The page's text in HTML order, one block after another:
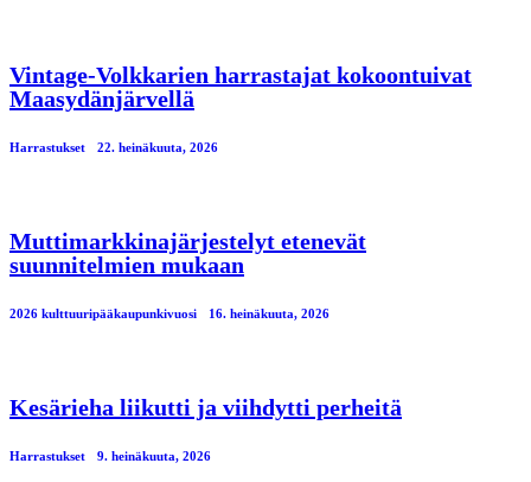
Vintage-Volkkarien harrastajat kokoontuivat
Maasydänjärvellä
Harrastukset 22. heinäkuuta, 2026
Muttimarkkinajärjestelyt etenevät
suunnitelmien mukaan
2026 kulttuuripääkaupunkivuosi 16. heinäkuuta, 2026
Kesärieha liikutti ja viihdytti perheitä
Harrastukset 9. heinäkuuta, 2026